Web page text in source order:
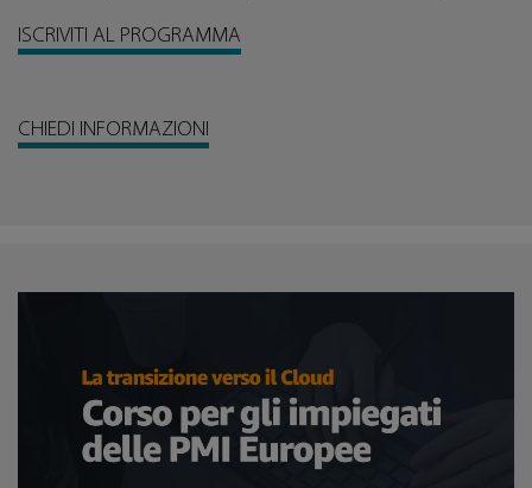
ISCRIVITI AL PROGRAMMA
CHIEDI INFORMAZIONI